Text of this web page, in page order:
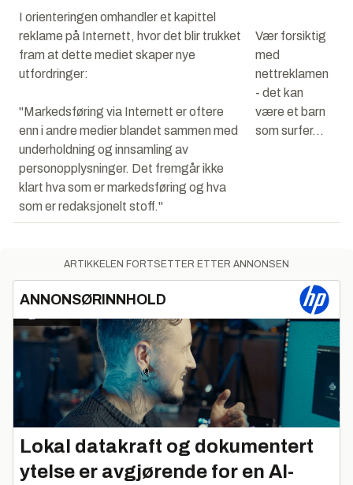
I orienteringen omhandler et kapittel
reklame på Internett, hvor det blir trukket
fram at dette mediet skaper nye
utfordringer:
"Markedsføring via Internett er oftere
enn i andre medier blandet sammen med
underholdning og innsamling av
personopplysninger. Det fremgår ikke
klart hva som er markedsføring og hva
som er redaksjonelt stoff."
Vær forsiktig
med
nettreklamen
- det kan
være et barn
som surfer...
ARTIKKELEN FORTSETTER ETTER ANNONSEN
ANNONSØRINNHOLD
Lokal datakraft og dokumentert
ytelse er avgjørende for en AI-